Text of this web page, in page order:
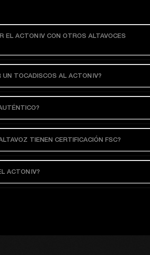
EL ACTON IV CON OTROS ALTAVOCES
UN TOCADISCOS AL ACTON IV?
TIENEN CERTIFICACIÓN FSC?
ACTON IV?